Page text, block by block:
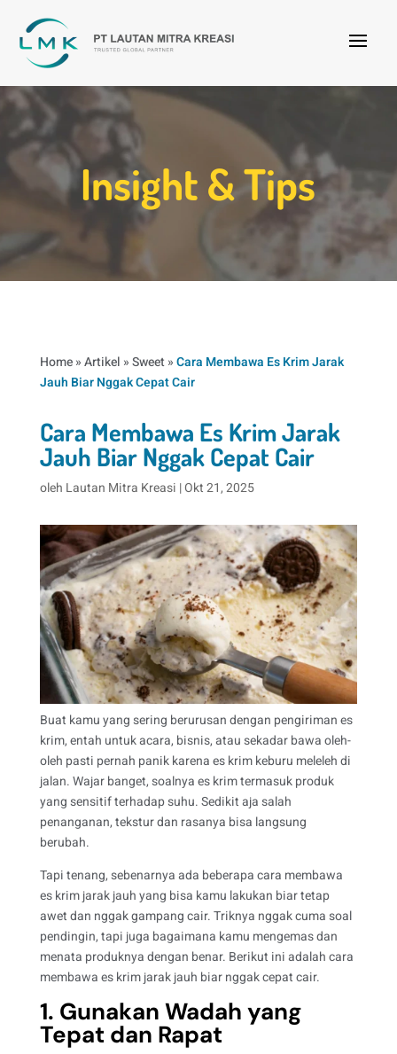
Insight & Tips
Home»Artikel »Sweet»Cara Membawa Es Krim Jarak
Jauh Biar Nggak Cepat Cair
Cara Membawa Es Krim Jarak
Jauh Biar Nggak Cepat Cair
oleh Lautan Mitra Kreasi |Okt 21, 2025
Buat kamu yang sering berurusan dengan pengiriman es
krim, entah untuk acara, bisnis, atau sekadar bawa oleh-
oleh pasti pernah panik karena es krim keburu meleleh di
jalan. Wajar banget, soalnya es krim termasuk produk
yang sensitif terhadap suhu. Sedikit aja salah
penanganan, tekstur dan rasanya bisa langsung
berubah.
Tapi tenang, sebenarnya ada beberapa cara membawa
es krim jarak jauh yang bisa kamu lakukan biar tetap
awet dan nggak gampang cair. Triknya nggak cuma soal
pendingin, tapi juga bagaimana kamu mengemas dan
menata produknya dengan benar. Berikut ini adalah cara
membawa es krim jarak jauh biar nggak cepat cair.
1. Gunakan Wadah yang
Tepat dan Rapat